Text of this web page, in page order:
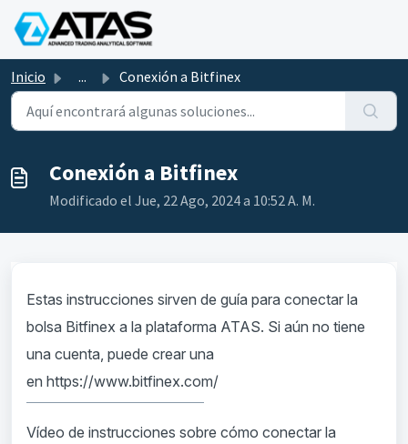
Saltar al contenido principal
Inicio ... Conexión a Bitfinex
Conexión a Bitfinex
Modificado el Jue, 22 Ago, 2024 a 10:52 A. M.
Estas instrucciones sirven de guía para conectar la
bolsa Bitfinex a la plataforma ATAS. Si aún no tiene
una cuenta, puede crear una
en https://www.bitfinex.com/
Vídeo de instrucciones sobre cómo conectar la